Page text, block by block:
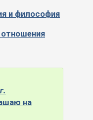
и философия
на